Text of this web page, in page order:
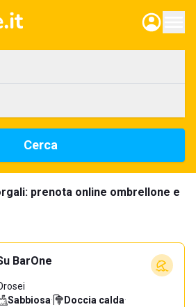
Cerca
prenota online ombrellone e
BarOne
Sabbiosa· Doccia calda·